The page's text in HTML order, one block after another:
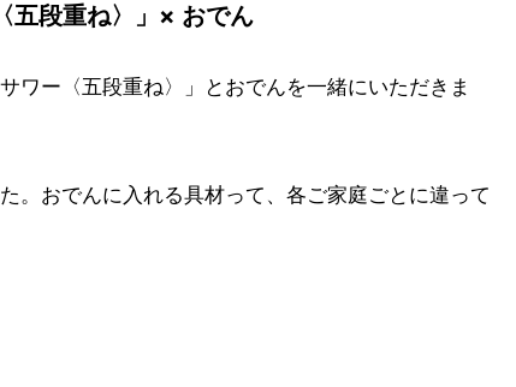
五段重ね〉」× おでん
ワー〈五段重ね〉」とおでんを一緒にいただきま
。おでんに入れる具材って、各ご家庭ごとに違って